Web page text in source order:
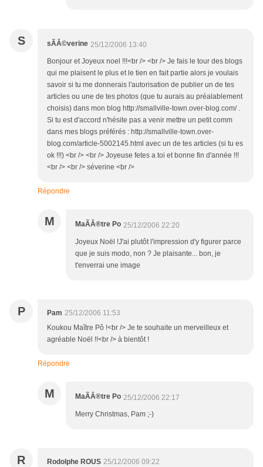
S sÃÂ©verine 25/12/2006 13:40
Bonjour et Joyeux noel !!!<br /> <br /> Je fais le tour des blogs
qui me plaisent le plus et le tien en fait partie alors je voulais
savoir si tu me donnerais l'autorisation de publier un de tes
articles ou une de tes photos (que tu aurais au préalablement
choisis) dans mon blog http://smallville-town.over-blog.com/ .
Si tu est d'accord n'hésite pas a venir mettre un petit comm
dans mes blogs préférés : http://smallville-town.over-
blog.com/article-5002145.html avec un de tes articles (si tu es
ok !!!) <br /> <br /> Joyeuse fetes a toi et bonne fin d'année !!!
<br /> <br /> séverine <br />
Répondre
M MaÃÂ®tre Po 25/12/2006 22:20
Joyeux Noël !J'ai plutôt l'impression d'y figurer parce
que je suis modo, non ? Je plaisante... bon, je
t'enverrai une image
P Pam 25/12/2006 11:53
Koukou Maître Pô !<br /> Je te souhaite un merveilleux et
agréable Noël !!<br /> à bientôt !
Répondre
M MaÃÂ®tre Po 25/12/2006 22:17
Merry Christmas, Pam ;-)
R Rodolphe ROUS 25/12/2006 09:22